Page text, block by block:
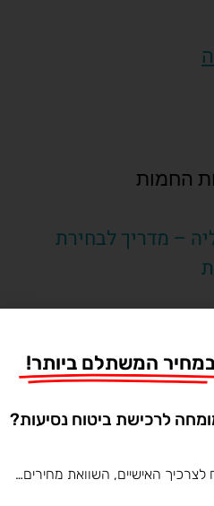
החמות
המשתלם ביותר!
לרכישת ביטוח נסיעות?
האישיים, השוואת מחירים…